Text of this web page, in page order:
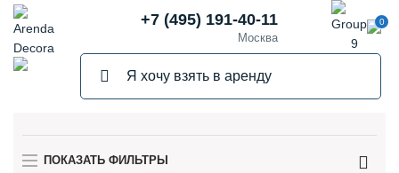
+7 (495) 191-40-11
Москва
0
ПОКАЗАТЬ ФИЛЬТРЫ